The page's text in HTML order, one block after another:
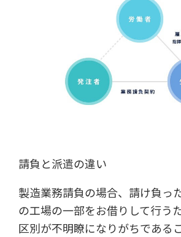
請負と派遣の違い
製造業務請負の場合、請け負っ
の工場の一部をお借りして行う
区別が不明瞭になりがちである